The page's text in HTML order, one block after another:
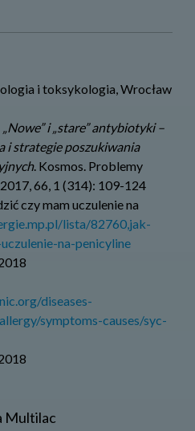
i toksykologia, Wrocław
„Nowe” i „stare” antybiotyki –
i strategie poszukiwania
. Kosmos. Problemy
66, 1 (314): 109-124
czy mam uczulenie na
lista/82760,jak-
na-penicyline
diseases-
symptoms-causes/syc-
Multilac